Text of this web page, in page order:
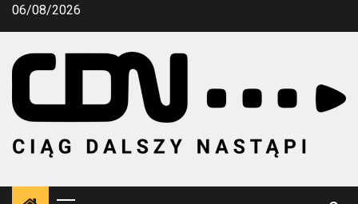
Przejdź
06/08/2026